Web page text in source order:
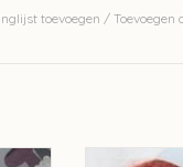
toevoegen / Toevoegen